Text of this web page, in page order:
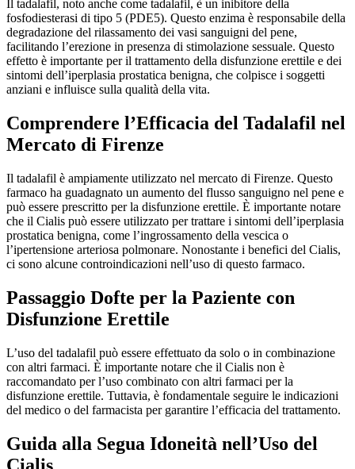
Il tadalafil, noto anche come tadalafil, è un inibitore della
fosfodiesterasi di tipo 5 (PDE5). Questo enzima è responsabile della
degradazione del rilassamento dei vasi sanguigni del pene,
facilitando l’erezione in presenza di stimolazione sessuale. Questo
effetto è importante per il trattamento della disfunzione erettile e dei
sintomi dell’iperplasia prostatica benigna, che colpisce i soggetti
anziani e influisce sulla qualità della vita.
Comprendere l’Efficacia del Tadalafil nel
Mercato di Firenze
Il tadalafil è ampiamente utilizzato nel mercato di Firenze. Questo
farmaco ha guadagnato un aumento del flusso sanguigno nel pene e
può essere prescritto per la disfunzione erettile. È importante notare
che il Cialis può essere utilizzato per trattare i sintomi dell’iperplasia
prostatica benigna, come l’ingrossamento della vescica o
l’ipertensione arteriosa polmonare. Nonostante i benefici del Cialis,
ci sono alcune controindicazioni nell’uso di questo farmaco.
Passaggio Dofte per la Paziente con
Disfunzione Erettile
L’uso del tadalafil può essere effettuato da solo o in combinazione
con altri farmaci. È importante notare che il Cialis non è
raccomandato per l’uso combinato con altri farmaci per la
disfunzione erettile. Tuttavia, è fondamentale seguire le indicazioni
del medico o del farmacista per garantire l’efficacia del trattamento.
Guida alla Segua Idoneità nell’Uso del
Cialis